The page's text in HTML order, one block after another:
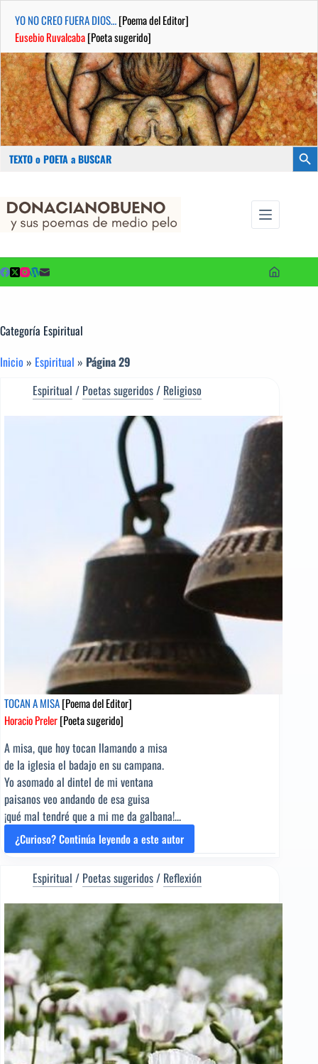
YO NO CREO FUERA DIOS…[Poema del Editor]
Eusebio Ruvalcaba[Poeta sugerido]
Buscar:
contenido
Categoría Espiritual
Inicio » Espiritual » Página 29
Espiritual / Poetas sugeridos/ Religioso
TOCAN A MISA[Poema del Editor]
Horacio Preler[Poeta sugerido]
A misa, que hoy tocan llamando a misa
de la iglesia el badajo en su campana.
Yo asomado al dintel de mi ventana
paisanos veo andando de esa guisa
¡qué mal tendré que a mi me da galbana!...
¿Curioso? Continúa leyendo a este autor
TOCAN
MISA
[Poema
del
Editor]
Horacio
Preler
[Poeta
sugerido]
Espiritual / Poetas sugeridos/ Reflexión